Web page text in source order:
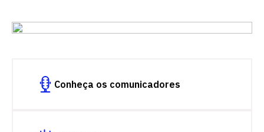
Conheça os comunicadores